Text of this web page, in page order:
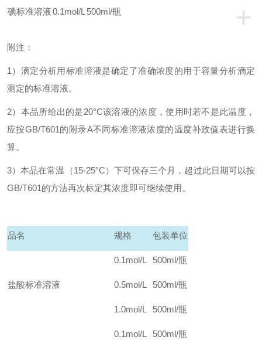
+
碘标准溶液0.1mol/L 500ml/瓶
附注：
1 ）滴定分析用标准溶液是确定了准确浓度的用于容量分析滴定
测定的标准溶液。
2）本品所给出的是20°C该溶液的浓度，使用时若不是此温度，
应按GB/T601的附录A不同标准溶液浓度的温度补政值表进行换
算。
3）本品在常温（15-25°C）下可保存三个月，超过此日期可以按
GB/T601的方法再次标定其浓度即可继续使用。
品名 规格 包装单位
盐酸标准溶液
0.1mol/L 500ml/瓶
0.5mol/L 500ml/瓶
1.0mol/L 500ml/瓶
0.1mol/L 500ml/瓶